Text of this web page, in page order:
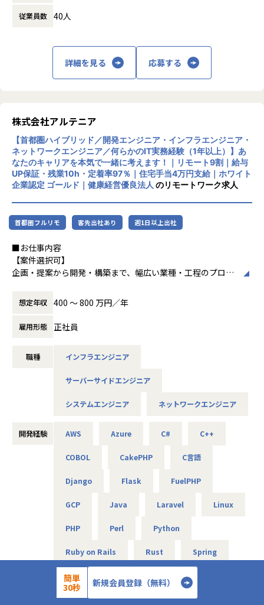
「要件定義などの上流工程に挑戦したい」
「AWS、Azureなどのクラウド案件に携わりたい」など…
希望次第では現在当社にない案件も探してくるので安心して
■フォロー体制・働き方
・アサイン前に、やりたいこと・やりたくないことを面談で
確認
・配属後は月1回の面談に加え、チャットでの相談が可能
・一人での参画の場合も、社内のメンターがフォロー
・平均残業時間：月10.5時間（全社平均）
■社員の声
＜入社1年目 エンジニア＞
前職では給与が低く、安定した生活をしたいと思い転職しま
した。
自分に無理のないレベルでの配属先を決めてくれて、
でした。
現在は要件定義や設計、実装といった工程にも挑戦していま
月一で面談を行ってくれるため、やりたいことや自分の頑張
アルテニアの良さです。
＜入社4年目 エンジニア＞
としての方針に
相違が出てきてしまったため転職しました。
エンジニアとして働きつつ、現場の人の関係を元に販路を広
できるようになりました。ソフトウェアの設計や製造の経験
しかなかったため、
エンジニアとしてこの様な活躍の仕方もあるのかと実感しま
エンジニアだけでなく採用・営業・教育といったやれる事が
アルテニアのいいところだと思います。
【業務の変更の範囲】
会社の規定に準ずる
運用保守 → 構築 → 設計 → クラウド
件を決定します。
「構築に行きたい」「クラウドに挑戦したい」などの希望を
前提にアサインを行います。
＜主な開発案件事例＞
使用スキル：DjangoFW・Python
担当工程：調査・要件定義・基本設計・詳細設計・構築・製
造・テスト・リリース
担当者：30代後半・男性・入社4年目
-- 大手生命保険会社 資産運用システム --
使用スキル：Java
担当工程：基本設計・詳細設計・製造・テスト・リリース
担当者：30代前半・女性・入社2年目
-- 大手コンサル会社 社内システム運用 --
担当者：20代後半・男性・入社1年目
＜主なNW案件事例＞
用・改善 --
使用機器：Cisco、FortiGate、Palo Alto、F5 BIG-IP など
主な業務：要件整理、検証、リリース計画の策定
主な業務：ポリシー改善、ログ分析、運用改善提案
-- データセンタ移設に伴うサーバ基盤リプレース案件 --
担当工程：基本設計、運用設計、詳細設計、構築、テスト、
担当者：30台前半、男性、入社1年目
長を通じてビジネス変革を実現することを目
主な事業は、プロジェクトマネジメント、ソ
フトウェア開発、インフラソリューション開
発です。官公庁向けのMicrosoft 365移行（1
大規模案件の実績があります。近年は生成AI
関連プロジェクトにも注力しています。
リモートワーク率90％、有給取得率80％以
上、育休取得率100％と、働きやすい環境づ
くりにも力を入れています。住宅手当や資格
取得支援、技術書購入補助など福利厚生も充
実しています。
中長期的には「中小企業のAI開発で第一に想
です。
■ホワイト企業認定 ゴールド（認定取得日：
■プライバシーマーク認定（認定番号：1082
5290）
■健康経営優良法人2025（中小規模法人部
■健康優良企業認定証 銀の認定（認定期間：
従業員数 40人
詳細を見る 応募する
株式会社アルテニア
【首都圏ハイブリッド／開発エンジニア・インフラエンジニア・
ネットワークエンジニア／何らかのIT実務経験（1年以上）】あ
なたのキャリアを本気で一緒に考えます！｜リモート9割｜給与
UP保証・残業10h・定着率97％｜住宅手当4万円支給｜ホワイト
企業認定 ゴールド｜健康経営優良法人 のリモートワーク求人
首都圏フルリモ 客先出社あり 週1日以上出社
■お仕事内容
【案件選択可】
企画・提案から開発・構築まで、幅広い業種・工程のプロジ
■会社説明／募集背景
株式会社アルテニアは、ITの力を通じて関わる人々の未来を
より豊かにすることを 目標に2018年に誕生しました。
それは技術力だけではなく、人を大切にすること、より豊か
社会やお客様だけでなくパートナーや社員も幸せでいるこ
これがアルテニアの企業理念の根幹となります。
この度、事業の拡大に伴って新たなメンバーを募集しており
技術力だけでなく、人を思いやる姿勢を大切にしながら、
共に成長できる方を歓迎します！
＜開発部門 想定キャリアパス＞
月1回の面談にてキャリアの方向性をすり合わせながら、案
件を決定します。
「開発経験を積みたい」「設計に挑戦したい」「上流工程を
担当したい」などの
想定年収 400 〜 800 万円／年
雇用形態 正社員
職種 インフラエンジニア
サーバーサイドエンジニア
システムエンジニア ネットワークエンジニア
開発経験 AWS Azure C# C++
COBOL CakePHP C言語
Django Flask FuelPHP
GCP Java Laravel Linux
PHP Perl Python
Ruby on Rails Rust Spring
Spring Boot
VBA
簡単
30秒
新規会員登録（無料）